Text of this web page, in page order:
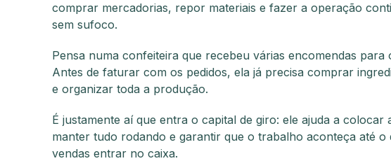
comprar mercadorias, repor materiais e fazer a operação
sem sufoco.
Pensa numa confeiteira que recebeu várias encomendas para
Antes de faturar com os pedidos, ela já precisa comprar
e organizar toda a produção.
É justamente aí que entra o capital de giro: ele ajuda a colocar
manter tudo rodando e garantir que o trabalho aconteça até o
vendas entrar no caixa.